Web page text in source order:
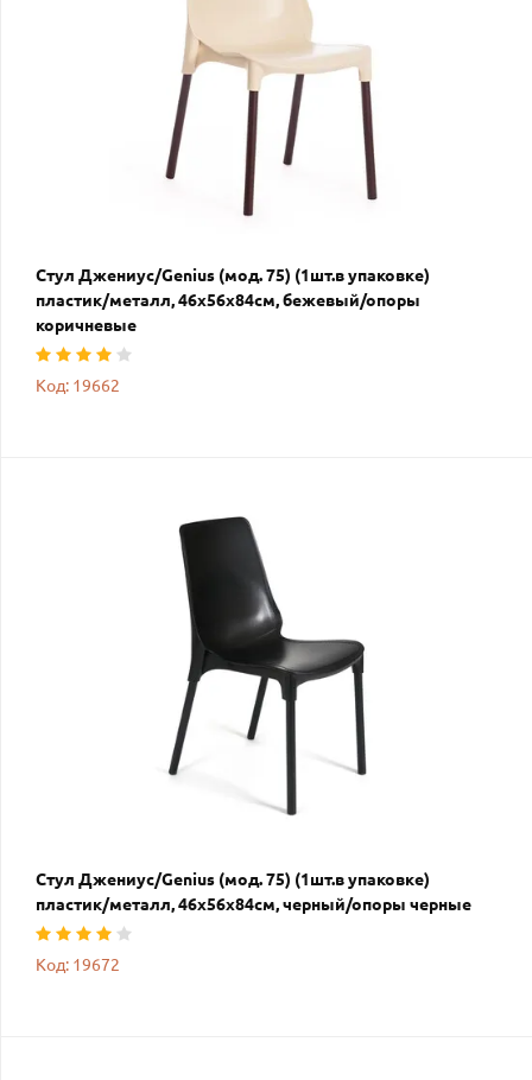
Стул Джениус/Genius (мод. 75) (1шт.в упаковке)
пластик/металл, 46x56x84cм, бежевый/опоры
коричневые
Код: 19662
Стул Джениус/Genius (мод. 75) (1шт.в упаковке)
пластик/металл, 46x56x84cм, черный/опоры черные
Код: 19672